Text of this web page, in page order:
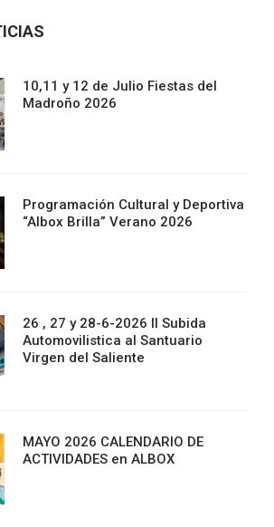
10,11 y 12 de Julio Fiestas del
Madroño 2026
Programación Cultural y Deportiva
“Albox Brilla” Verano 2026
26 , 27 y 28-6-2026 II Subida
Automovilistica al Santuario
Virgen del Saliente
MAYO 2026 CALENDARIO DE
ACTIVIDADES en ALBOX